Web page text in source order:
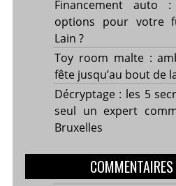
Financement auto
options pour votre
Lain ?
Toy room malte :
fête jusqu’au bout de
Décryptage : les 5
seul un expert
Bruxelles